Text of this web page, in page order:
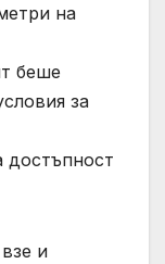
на
беше
за
достъпност
и